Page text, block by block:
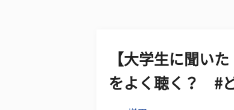
【大学生に聞い
をよく聴く？ #